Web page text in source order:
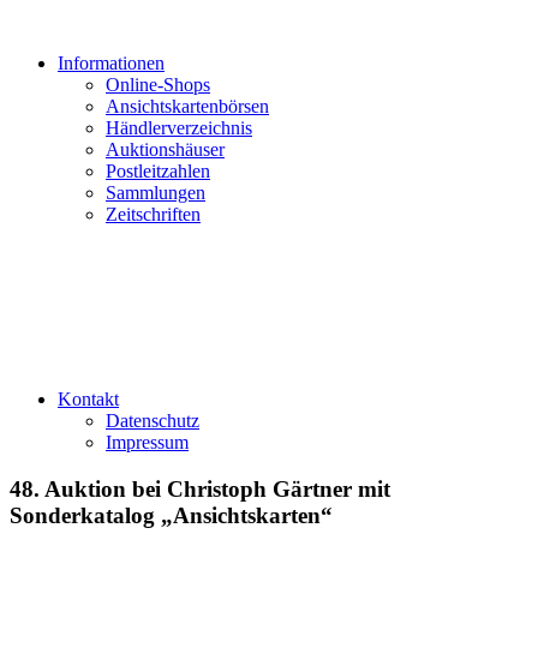
Informationen
Online-Shops
Ansichtskartenbörsen
Händlerverzeichnis
Auktionshäuser
Postleitzahlen
Sammlungen
Zeitschriften
Kontakt
Datenschutz
Impressum
48. Auktion bei Christoph Gärtner mit
Sonderkatalog „Ansichtskarten“